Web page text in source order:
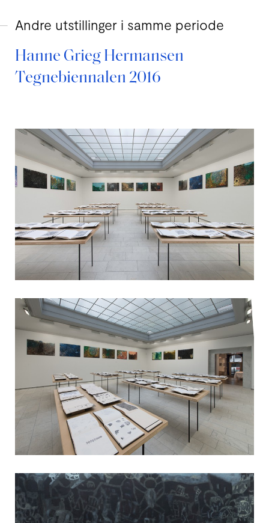
Andre utstillinger i samme periode
Hanne Grieg Hermansen
Tegnebiennalen 2016